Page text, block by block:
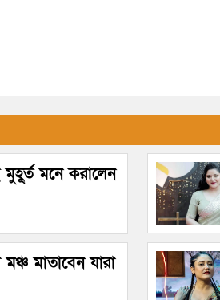
মনে করালেন
মাতাবেন যারা